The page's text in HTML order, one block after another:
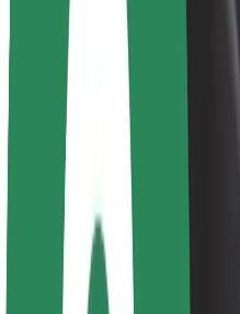
Directrices de la
Misión
Relación con
Marca
Medios
Fondo Urbano
Seguridad